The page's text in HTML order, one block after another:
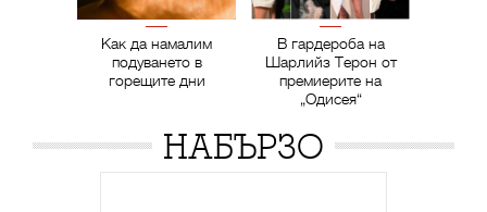
Как да намалим
подуването в
горещите дни
В гардероба на
Шарлийз Терон от
премиерите на
„Одисея“
НАБЪРЗО